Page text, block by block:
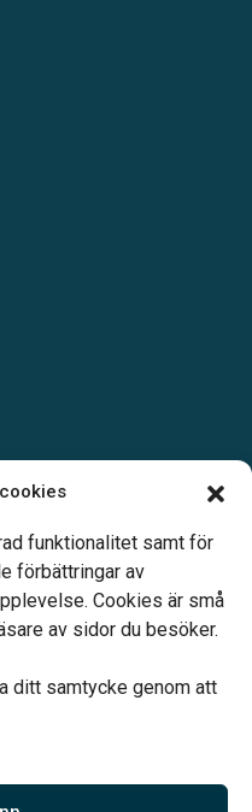
funktionalitet samt för
förbättringar av
Cookies är små
av sidor du besöker.
ditt samtycke genom att
familjejuridiken –